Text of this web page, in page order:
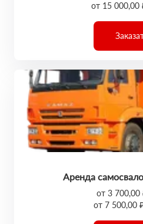
от 15 000,00
Аренда
от 3 700,00
от 7 500,00